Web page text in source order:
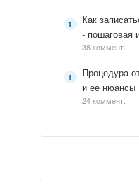
Как
- пошаговая
38 коммент.
Процедура
и ее нюансы
24 коммент.